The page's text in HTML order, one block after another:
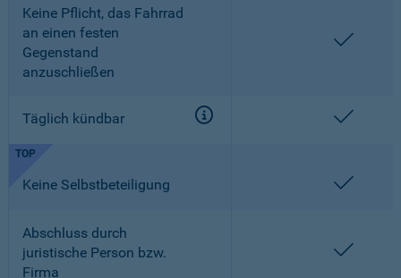
Keine Pflicht, das Fahrrad
an einen festen
Gegenstand
anzuschließen
Täglich kündbar
TOP
Keine Selbstbeteiligung
Abschluss durch
juristische Person bzw.
Firma